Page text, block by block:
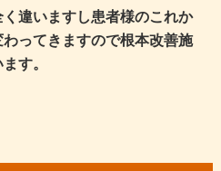
違いますし患者様のこれか
ってきますので根本改善施
す。